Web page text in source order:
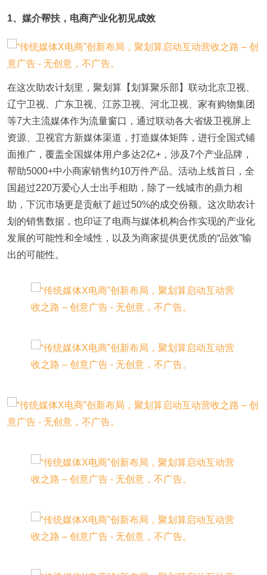
1、媒介帮扶，电商产业化初见成效
在这次助农计划里，聚划算【划算聚乐部】联动北京卫视、
辽宁卫视、广东卫视、江苏卫视、河北卫视、家有购物集团
等7大主流媒体作为流量窗口，通过联动各大省级卫视屏上
资源、卫视官方新媒体渠道，打造媒体矩阵，进行全国式铺
面推广，覆盖全国媒体用户多达2亿+，涉及7个产业品牌，
帮助5000+中小商家销售约10万件产品。活动上线首日，全
国超过220万爱心人士出手相助，除了一线城市的鼎力相
助，下沉市场更是贡献了超过50%的成交份额。这次助农计
划的销售数据，也印证了电商与媒体机构合作实现的产业化
发展的可能性和全域性，以及为商家提供更优质的“品效”输
出的可能性。